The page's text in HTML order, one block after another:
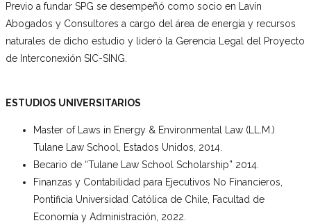
Previo a fundar SPG se desempeñó como socio en Lavín
Abogados y Consultores a cargo del área de energía y recursos
naturales de dicho estudio y lideró la Gerencia Legal del Proyecto
de Interconexión SIC-SING.
ESTUDIOS UNIVERSITARIOS
Master of Laws in Energy & Environmental Law (LL.M.)
Tulane Law School, Estados Unidos, 2014.
Becario de “Tulane Law School Scholarship” 2014.
Finanzas y Contabilidad para Ejecutivos No Financieros,
Pontificia Universidad Católica de Chile, Facultad de
Economía y Administración, 2022.